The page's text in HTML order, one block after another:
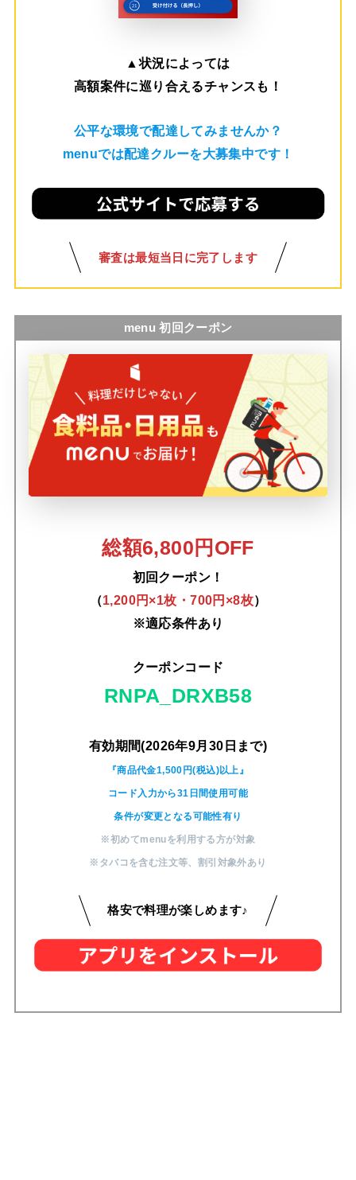
▲状況によっては
高額案件に巡り合えるチャンスも！
公平な環境で配達してみませんか？
menuでは配達クルーを大募集中です！
審査は最短当日に完了します
menu 初回クーポン
総額6,800円OFF
初回クーポン！
（1,200円×1枚・700円×8枚）
※適応条件あり
クーポンコード
RNPA_DRXB58
有効期間(2026年9月30日まで)
『商品代金1,500円(税込)以上』
コード入力から31日間使用可能
条件が変更となる可能性有り
※初めてmenuを利用する方が対象
※タバコを含む注文等 割引対象外あり
格安で料理が楽しめます♪